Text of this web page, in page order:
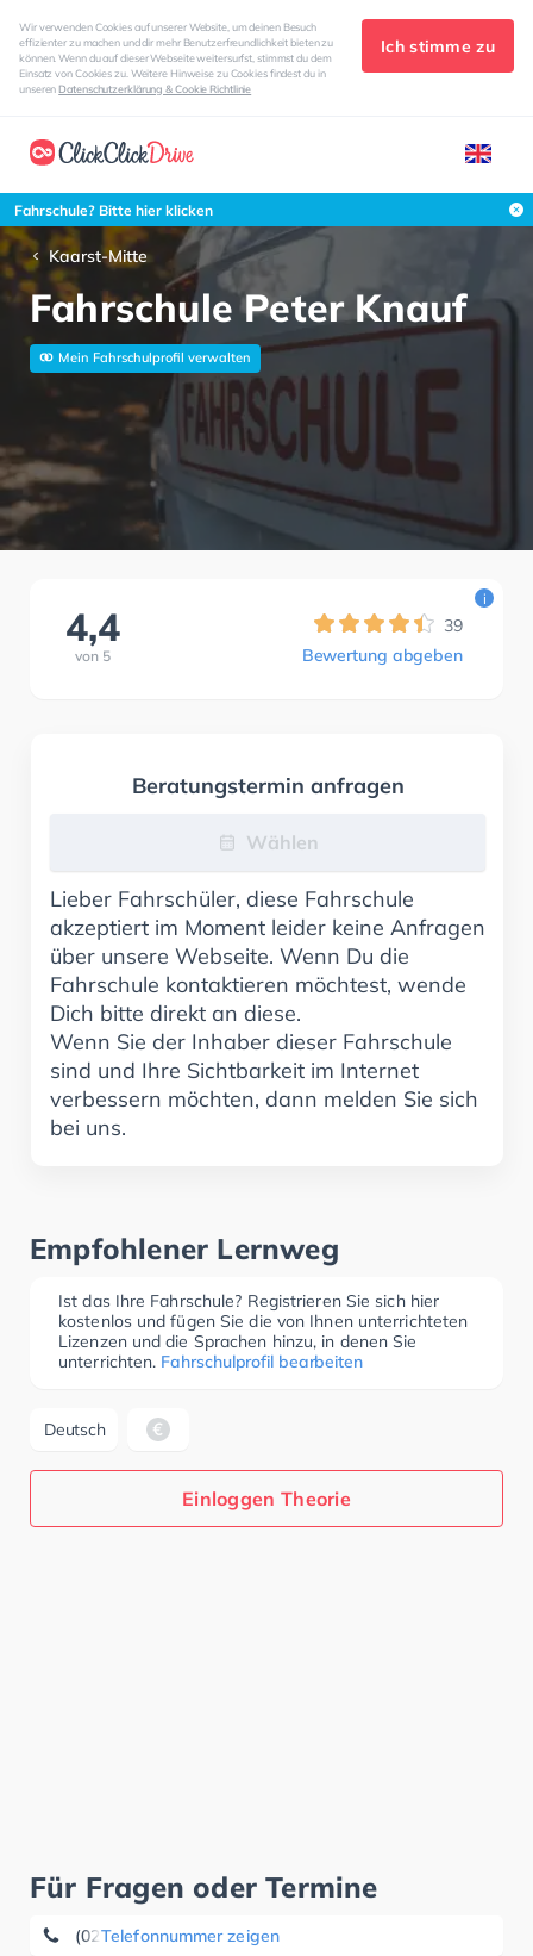
Wir verwenden Cookies auf unserer Website, um deinen Besuch
effizienter zu machen und dir mehr Benutzerfreundlichkeit bieten zu
können. Wenn du auf dieser Webseite weitersurfst, stimmst du dem
Einsatz von Cookies zu. Weitere Hinweise zu Cookies findest du in
unserenDatenschutzerklärung & Cookie Richtlinie
Ich stimme zu
Fahrschule? Bitte hier klicken
Kaarst-Mitte
Fahrschule Peter Knauf
Mein Fahrschulprofil verwalten
4,4
von 5
39
Bewertung abgeben
i
Beratungstermin anfragen
Wählen
Lieber Fahrschüler, diese Fahrschule
akzeptiert im Moment leider keine Anfragen
über unsere Webseite. Wenn Du die
Fahrschule kontaktieren möchtest, wende
Dich bitte direkt an diese.
Wenn Sie der Inhaber dieser Fahrschule
sind und Ihre Sichtbarkeit im Internet
verbessern möchten, dann melden Sie sich
bei uns.
Empfohlener Lernweg
Ist das Ihre Fahrschule? Registrieren Sie sich hier
kostenlos und fügen Sie die von Ihnen unterrichteten
Lizenzen und die Sprachen hinzu, in denen Sie
unterrichten. Fahrschulprofil bearbeiten
Deutsch
Einloggen Theorie
Für Fragen oder Termine
Telefonnummer zeigen
(02131) 66 68 39